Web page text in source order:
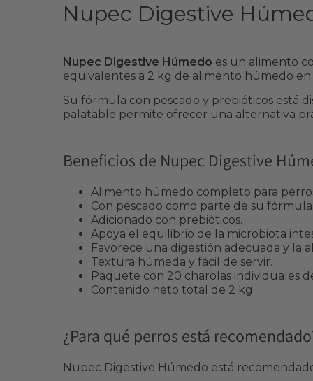
Nupec Digestive
Nupec Digestive Húmedo es un alimento
equivalentes a 2 kg de alimento húmedo en
Su fórmula con pescado y prebióticos está
palatable permite ofrecer una alternativa
Beneficios de Nupec Digestive
Alimento húmedo completo para
Con pescado como parte de su fórmula.
Adicionado con prebióticos.
Apoya el equilibrio de la microbiota
Favorece una digestión adecuada y la
Textura húmeda y fácil de servir.
Paquete con 20 charolas individuales
Contenido neto total de 2 kg.
¿Para qué perros está
Nupec Digestive Húmedo está